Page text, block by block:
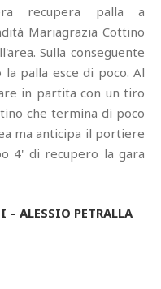
recupera palla a
Mariagrazia Cottino
Sulla conseguente
palla esce di poco. Al
in partita con un tiro
che termina di poco
ma anticipa il portiere
4' di recupero la gara
ALESSIO PETRALLA